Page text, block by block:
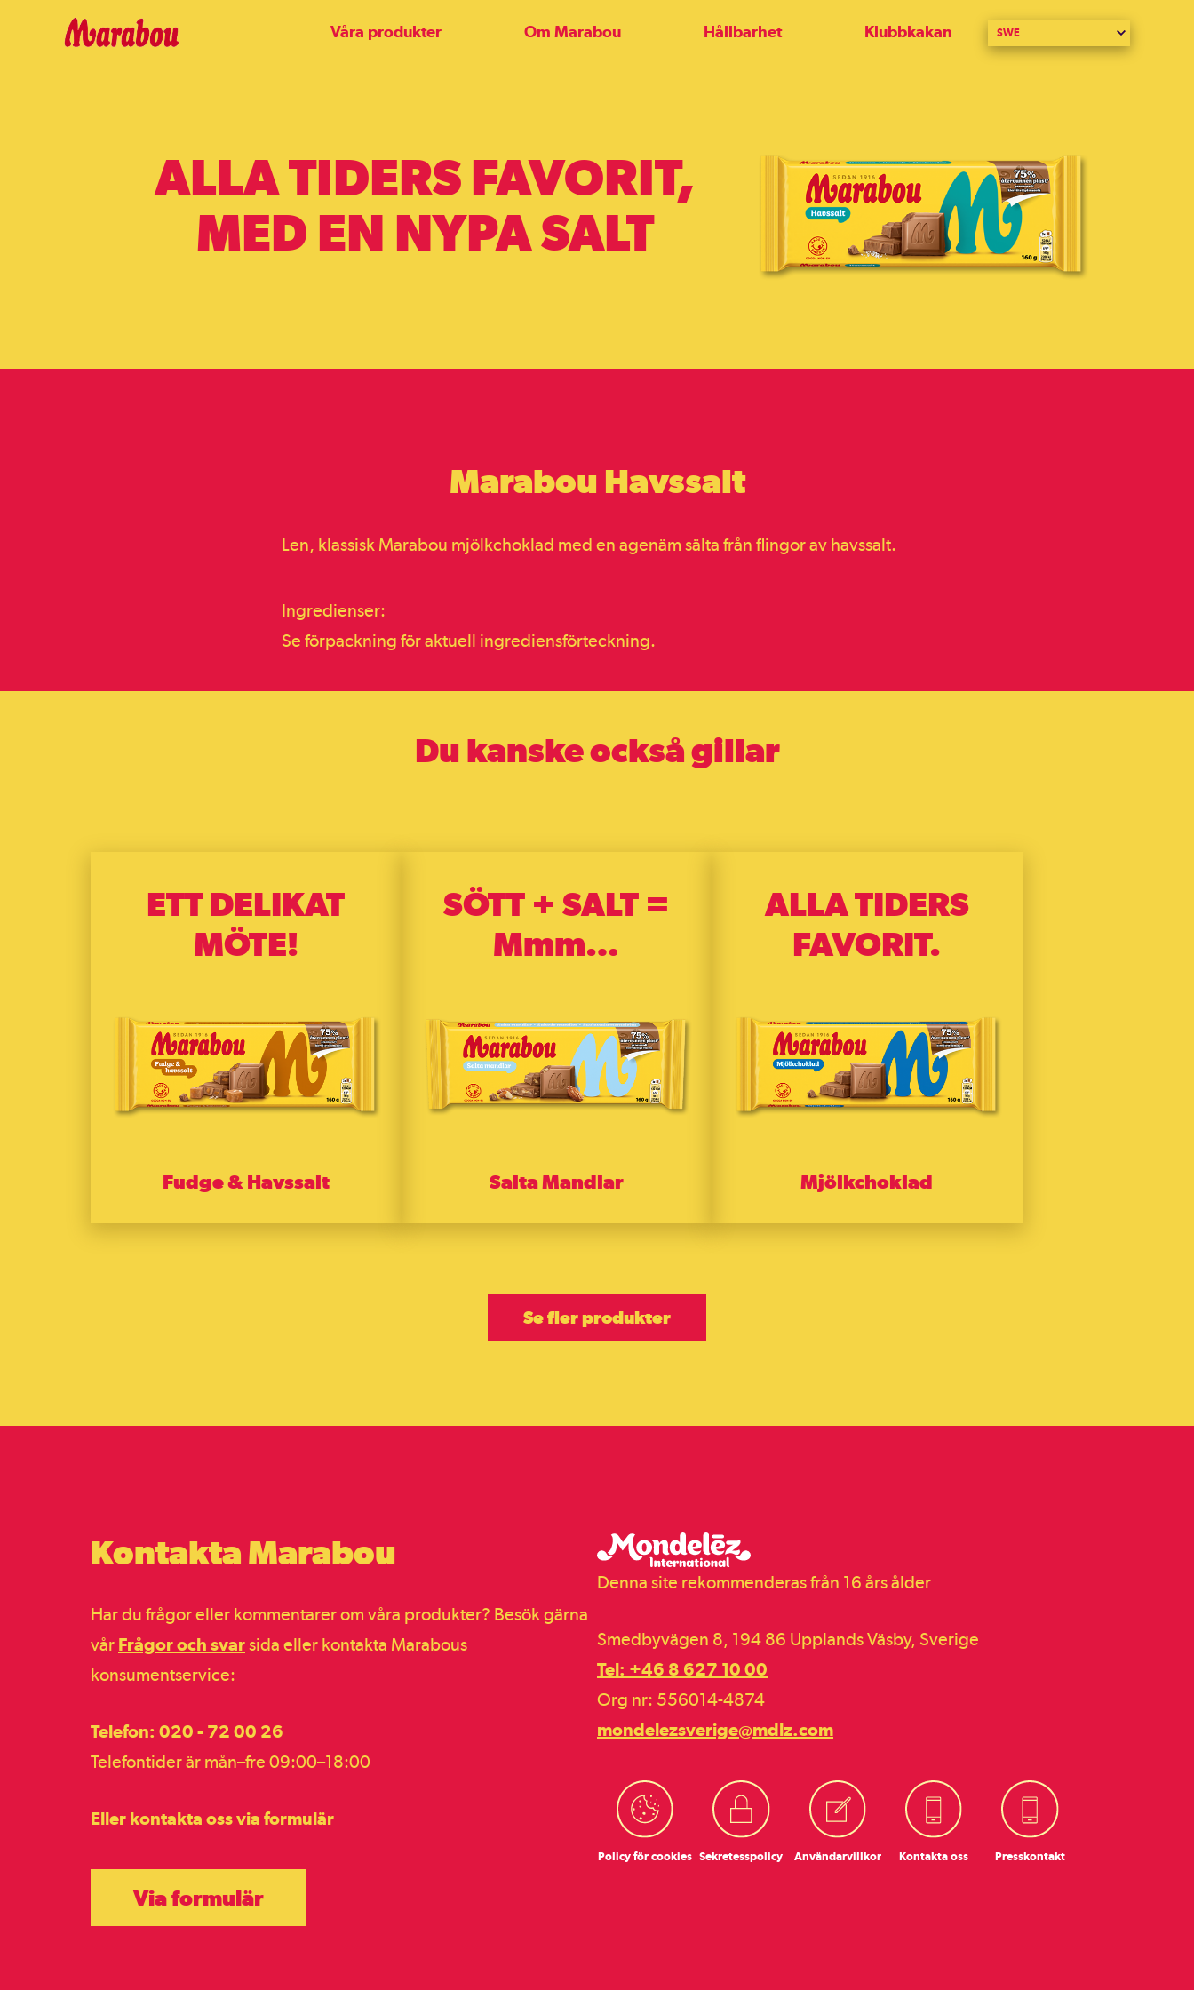
Våra produkter Om Marabou Hållbarhet Klubbkakan SWE
ALLA TIDERS FAVORIT,
MED EN NYPA SALT
Marabou Havssalt
Len, klassisk Marabou mjölkchoklad med en agenäm sälta från flingor av havssalt.
Ingredienser:
Se förpackning för aktuell ingrediensförteckning.
Du kanske också gillar
ETT DELIKAT
MÖTE!
Fudge & Havssalt
SÖTT + SALT =
Mmm…
Salta Mandlar
ALLA TIDERS
FAVORIT.
Mjölkchoklad
Se fler produkter
Kontakta Marabou
Har du frågor eller kommentarer om våra produkter? Besök gärna
vår Frågor och svarsida eller kontakta Marabous
konsumentservice:
Telefon: 020 - 72 00 26
Telefontider är mån–fre 09:00–18:00
Eller kontakta oss via formulär
Via formulär
Denna site rekommenderas från 16 års ålder
Smedbyvägen 8, 194 86 Upplands Väsby, Sverige
Tel: +46 8 627 10 00
Org nr: 556014-4874
mondelezsverige@mdlz.com
Policy för cookies Sekretess­policy Användar­villkor Kontakta oss Presskontakt